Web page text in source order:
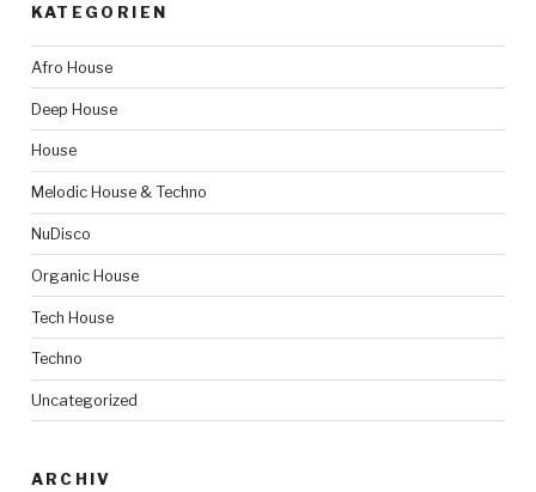
KATEGORIEN
Afro House
Deep House
House
Melodic House & Techno
NuDisco
Organic House
Tech House
Techno
Uncategorized
ARCHIV